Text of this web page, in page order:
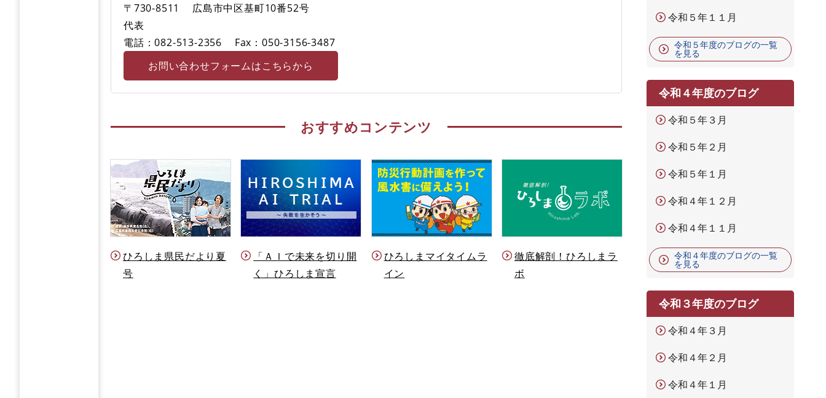
〒730-8511
広島市中区基町10番52号
代表
電話：082-513-2356
Fax：050-3156-3487
お問い合わせフォームはこちらから
おすすめコンテンツ
ひろしま県民だより夏
号
「ＡＩで未来を切り開
く」ひろしま宣言
ひろしまマイタイムラ
イン
徹底解剖！ひろしまラ
ボ
令和５年１１月
令和５年度のブログの一覧
を見る
令和４年度のブログ
令和５年３月
令和５年２月
令和５年１月
令和４年１２月
令和４年１１月
令和４年度のブログの一覧
を見る
令和３年度のブログ
令和４年３月
令和４年２月
令和４年１月